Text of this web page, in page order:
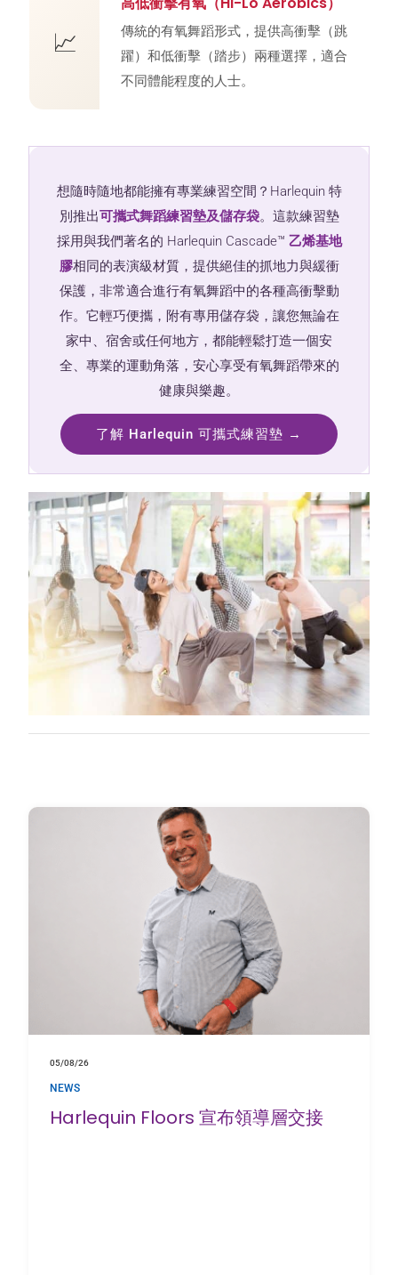
📈
傳統的有氧舞蹈形式，提供高衝擊（跳
躍）和低衝擊（踏步）兩種選擇，適合
不同體能程度的人士。
想隨時隨地都能擁有專業練習空間？Harlequin 特
別推出可攜式舞蹈練習墊及儲存袋。這款練習墊
採用與我們著名的 Harlequin Cascade™ 乙烯基地
膠相同的表演級材質，提供絕佳的抓地力與緩衝
保護，非常適合進行有氧舞蹈中的各種高衝擊動
作。它輕巧便攜，附有專用儲存袋，讓您無論在
家中、宿舍或任何地方，都能輕鬆打造一個安
全、專業的運動角落，安心享受有氧舞蹈帶來的
健康與樂趣。
了解 Harlequin 可攜式練習墊 →
05/08/26
NEWS
Harlequin Floors 宣布領導層交接